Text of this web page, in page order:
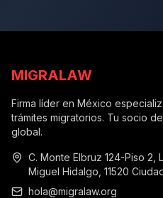
MIGRALAW
Firma líder en México
trámites migratorios. Tu socio
global.
C. Monte Elbruz 124-Piso 2,
Miguel Hidalgo, 11520
hola@migralaw.org